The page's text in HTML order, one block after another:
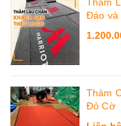
Thảm
Đáo và
Thảm
Đỏ Cờ